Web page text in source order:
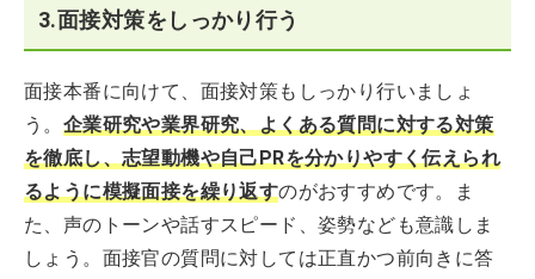
3.面接対策をしっかり行う
面接本番に向けて、面接対策もしっかり行いましょ
う。 企業研究や業界研究、よくある質問に対する対策
を徹底し、志望動機や自己PRを分かりやすく伝えられ
るように模擬面接を繰り返すのがおすすめです。ま
た、声のトーンや話すスピード、姿勢なども意識しま
しょう。面接官の質問に対しては正直かつ前向きに答